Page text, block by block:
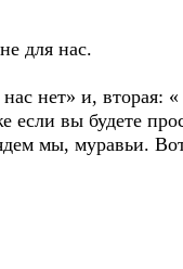
для нас.
нет» и, вторая: «
вы будете
мы, муравьи.